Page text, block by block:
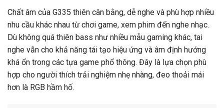
Chất âm của G335 thiên cân bằng, dễ nghe và phù hợp nhiều
nhu cầu khác nhau từ chơi game, xem phim đến nghe nhạc.
Dù không quá thiên bass như nhiều mẫu gaming khác, tai
nghe vẫn cho khả năng tái tạo hiệu ứng và âm định hướng
khá ổn trong các tựa game phổ thông. Đây là lựa chọn phù
hợp cho người thích trải nghiệm nhẹ nhàng, đeo thoải mái
hơn là RGB hầm hố.